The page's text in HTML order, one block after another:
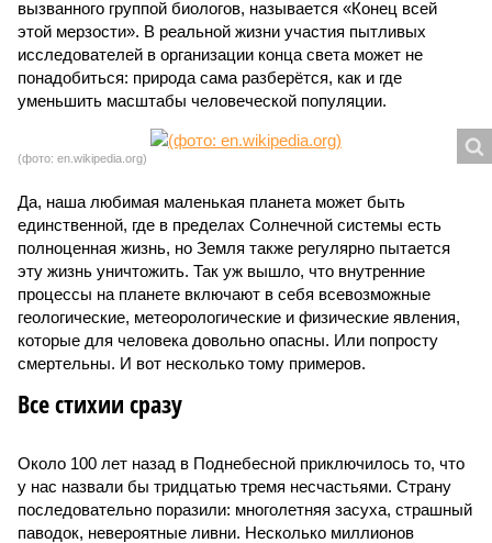
вызванного группой биологов, называется «Конец всей
этой мерзости». В реальной жизни участия пытливых
исследователей в организации конца света может не
понадобиться: природа сама разберётся, как и где
уменьшить масштабы человеческой популяции.
(фото: en.wikipedia.org)
Да, наша любимая маленькая планета может быть
единственной, где в пределах Солнечной системы есть
полноценная жизнь, но Земля также регулярно пытается
эту жизнь уничтожить. Так уж вышло, что внутренние
процессы на планете включают в себя всевозможные
геологические, метеорологические и физические явления,
которые для человека довольно опасны. Или попросту
смертельны. И вот несколько тому примеров.
Все стихии сразу
Около 100 лет назад в Поднебесной приключилось то, что
у нас назвали бы тридцатью тремя несчастьями. Страну
последовательно поразили: многолетняя засуха, страшный
паводок, невероятные ливни. Несколько миллионов